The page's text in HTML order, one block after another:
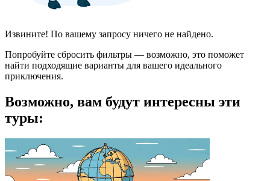
Извините! По вашему запросу ничего не найдено.
Попробуйте сбросить фильтры — возможно, это поможет
найти подходящие варианты для вашего идеального
приключения.
Возможно, вам будут интересны эти
туры: